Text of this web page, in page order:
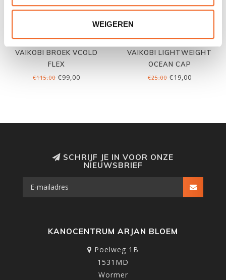
WEIGEREN
VAIKOBI BROEK VCOLD
FLEX
€115,00 €99,00
VAIKOBI LIGHTWEIGHT
OCEAN CAP
€25,00€19,00
SCHRIJF JE IN VOOR ONZE
NIEUWSBRIEF
KANOCENTRUM ARJAN BLOEM
Poelweg 1B
1531MD
Wormer